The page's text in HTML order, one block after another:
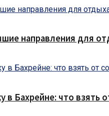
направления для
в Бахрейне: что